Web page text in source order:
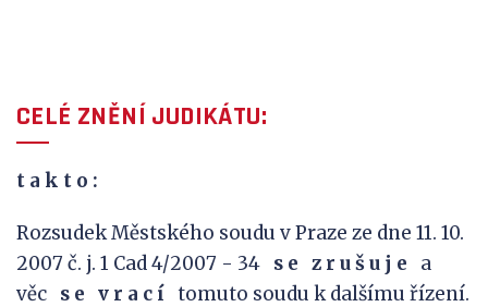
CELÉ ZNĚNÍ JUDIKÁTU:
t a k t o :
Rozsudek Městského soudu v Praze ze dne 11. 10.
2007 č. j. 1 Cad 4/2007 - 34 s e z r uš u j e
a
věc s e v r a c í tomuto soudu k dalšímu řízení.